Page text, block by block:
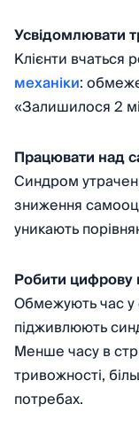
Усвідомлювати
Клієнти вчаться
механіки:
«Залишилося 2
Працювати над
Синдром
зниження
уникають
Робити цифрову
Обмежують час у
підживлюють
Менше часу в
тривожності,
потребах.